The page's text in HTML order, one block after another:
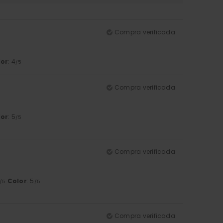
Compra verificada
: 4/5
Compra verificada
: 5/5
Compra verificada
/5 Color: 5 /5
Compra verificada